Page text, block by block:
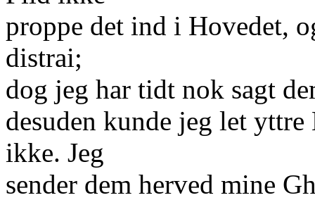
proppe det ind i Hovedet,
distrai;
dog jeg har tidt nok sagt
desuden kunde jeg let
ikke. Jeg
sender dem herved mine